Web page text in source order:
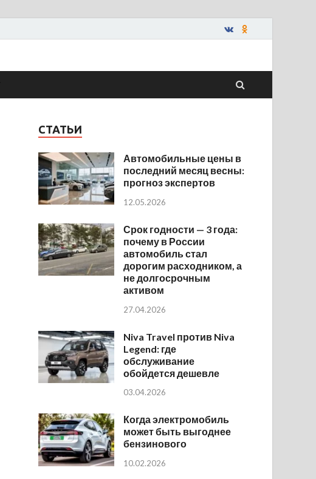
СТАТЬИ
Автомобильные цены в
последний месяц весны:
прогноз экспертов
12.05.2026
Срок годности — 3 года:
почему в России
автомобиль стал
дорогим расходником, а
не долгосрочным
активом
27.04.2026
Niva Travel против Niva
Legend: где
обслуживание
обойдется дешевле
03.04.2026
Когда электромобиль
может быть выгоднее
бензинового
10.02.2026